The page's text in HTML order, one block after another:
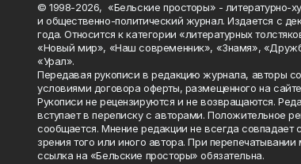
© 1998-2026, «Бельские просторы» - литературно-
и общественно-политический журнал. Издается с
года. Относится к категории «литературных
«Новый мир», «Наш современник», «Знамя»,
«Урал».
Передавая рукописи в редакцию журнала, авторы
условиями договора оферты, размещенного на
Рукописи не рецензируются и не возвращаются.
вступает в переписку с авторами. Положительное
сообщается. Мнение редакции не всегда совпадает
зрения того или иного автора. При
ссылка на «Бельские просторы» обязательна.